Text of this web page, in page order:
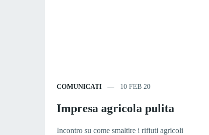
COMUNICATI 10 FEB 20
Impresa agricola pulita
Incontro su come smaltire i rifiuti agricoli